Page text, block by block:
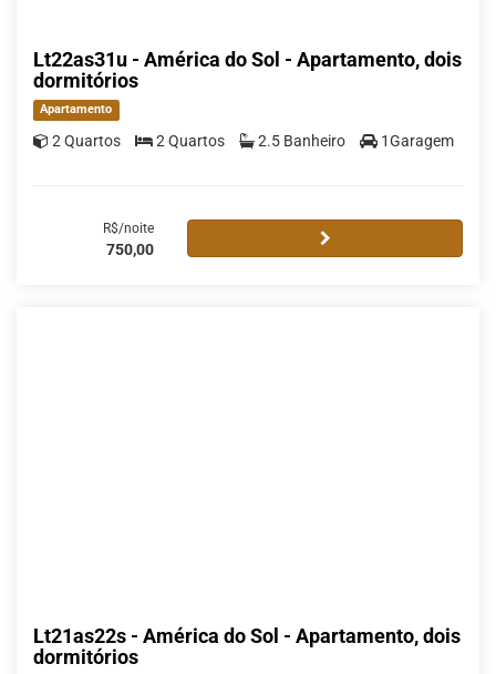
Lt22as31u - América do Sol - Apartamento, dois
dormitórios
Apartamento
2 Quartos 2 Quartos 2.5 Banheiro 1Garagem
R$/noite
750,00
Lt21as22s - América do Sol - Apartamento, dois
dormitórios